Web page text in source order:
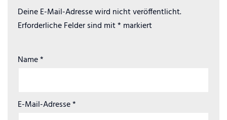
Deine E-Mail-Adresse wird nicht veröffentlicht.
Erforderliche Felder sind mit* markiert
Name*
E-Mail-Adresse*